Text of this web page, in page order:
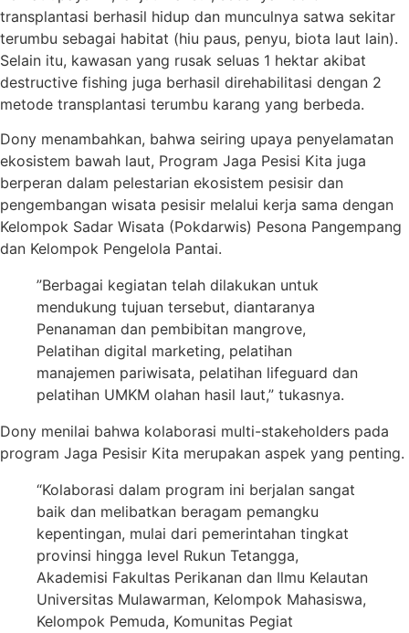
transplantasi berhasil hidup dan munculnya satwa sekitar
terumbu sebagai habitat (hiu paus, penyu, biota laut lain).
Selain itu, kawasan yang rusak seluas 1 hektar akibat
destructive fishing juga berhasil direhabilitasi dengan 2
metode transplantasi terumbu karang yang berbeda.
Dony menambahkan, bahwa seiring upaya penyelamatan
ekosistem bawah laut, Program Jaga Pesisi Kita juga
berperan dalam pelestarian ekosistem pesisir dan
pengembangan wisata pesisir melalui kerja sama dengan
Kelompok Sadar Wisata (Pokdarwis) Pesona Pangempang
dan Kelompok Pengelola Pantai.
”Berbagai kegiatan telah dilakukan untuk
mendukung tujuan tersebut, diantaranya
Penanaman dan pembibitan mangrove,
Pelatihan digital marketing, pelatihan
manajemen pariwisata, pelatihan lifeguard dan
pelatihan UMKM olahan hasil laut,” tukasnya.
Dony menilai bahwa kolaborasi multi-stakeholders pada
program Jaga Pesisir Kita merupakan aspek yang penting.
“Kolaborasi dalam program ini berjalan sangat
baik dan melibatkan beragam pemangku
kepentingan, mulai dari pemerintahan tingkat
provinsi hingga level Rukun Tetangga,
Akademisi Fakultas Perikanan dan Ilmu Kelautan
Universitas Mulawarman, Kelompok Mahasiswa,
Kelompok Pemuda, Komunitas Pegiat